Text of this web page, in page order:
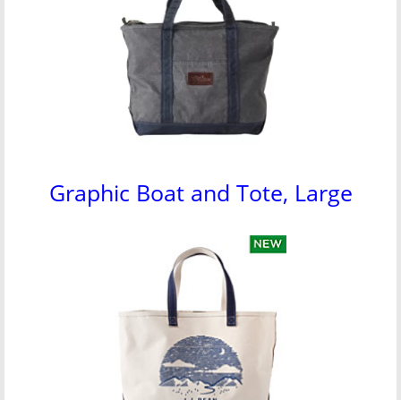
Graphic Boat and Tote, Large